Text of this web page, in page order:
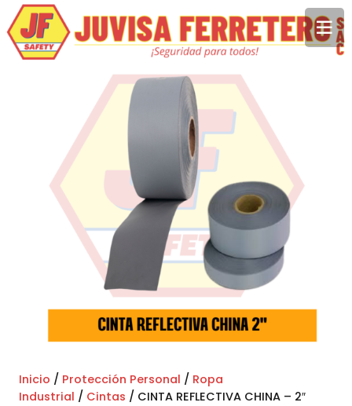
Inicio / Protección Personal / Ropa
Industrial / Cintas / CINTA REFLECTIVA CHINA – 2″